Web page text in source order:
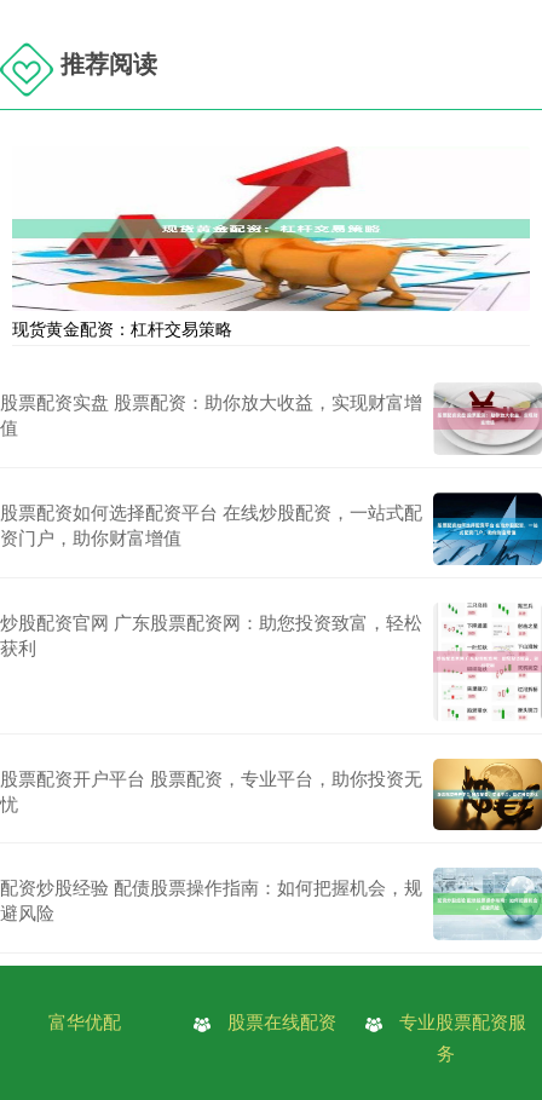
推荐阅读
现货黄金配资：杠杆交易策略
股票配资实盘 股票配资：助你放大收益，实现财富增
值
股票配资如何选择配资平台 在线炒股配资，一站式配
资门户，助你财富增值
炒股配资官网 广东股票配资网：助您投资致富，轻松
获利
股票配资开户平台 股票配资，专业平台，助你投资无
忧
配资炒股经验 配债股票操作指南：如何把握机会，规
避风险
富华优配 股票在线配资
专业股票配资服
务